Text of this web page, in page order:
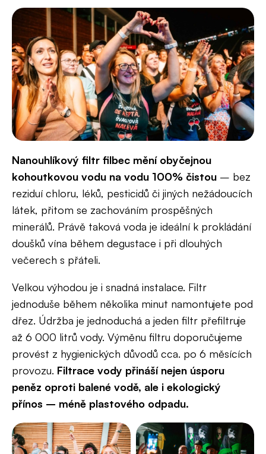
Nanouhlíkový filtr filbec mění obyčejnou
kohoutkovou vodu na vodu 100% čistou – bez
reziduí chloru, léků, pesticidů či jiných nežádoucích
látek, přitom se zachováním prospěšných
minerálů. Právě taková voda je ideální k prokládání
doušků vína během degustace i při dlouhých
večerech s přáteli.
Velkou výhodou je i snadná instalace. Filtr
jednoduše během několika minut namontujete pod
dřez. Údržba je jednoduchá a jeden filtr přefiltruje
až 6 000 litrů vody. Výměnu filtru doporučujeme
provést z hygienických důvodů cca. po 6 měsících
provozu. Filtrace vody přináší nejen úsporu
peněz oproti balené vodě, ale i ekologický
přínos – méně plastového odpadu.